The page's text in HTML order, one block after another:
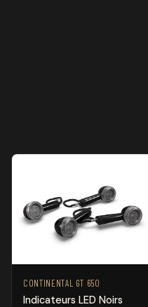
CONTINENTAL GT 650
Indicateurs LED Noirs